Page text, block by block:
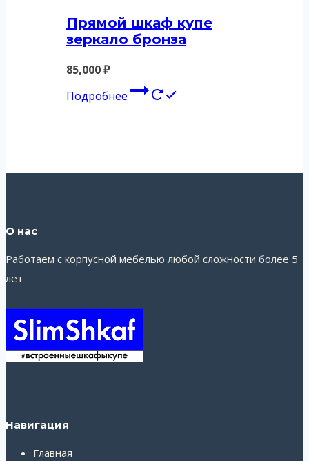
Прямой шкаф купе
зеркало бронза
85,000₽
Подробнее
О нас
Работаем с корпусной мебелью любой сложности более 5
лет
Навигация
Главная